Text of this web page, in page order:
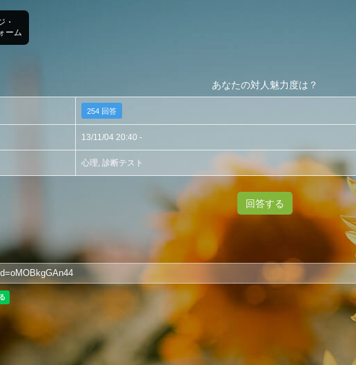
あなたの対人魅力度は？
254 回答
13/11/04 20:40 -
心理, 診断テスト
・
ーム